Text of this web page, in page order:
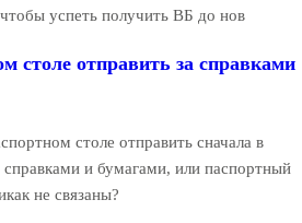
успеть получить ВБ до нов
столе отправить за справками
столе отправить сначала в
справками и бумагами, или паспортный
не связаны?